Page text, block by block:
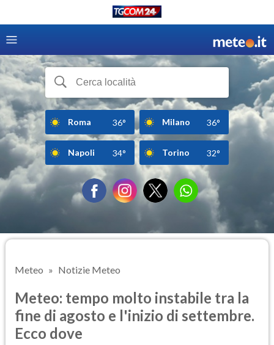
Roma 36° Milano 36°
Napoli 34° Torino 32°
Meteo Notizie Meteo
Meteo: tempo molto instabile tra la
fine di agosto e l'inizio di settembre.
Ecco dove